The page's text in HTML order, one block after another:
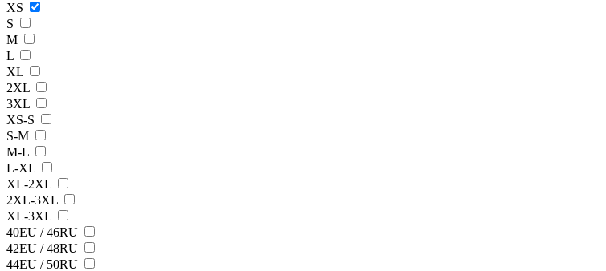
XS
S
M
L
XL
2XL
3XL
XS-S
S-M
M-L
L-XL
XL-2XL
2XL-3XL
XL-3XL
40EU / 46RU
42EU / 48RU
44EU / 50RU